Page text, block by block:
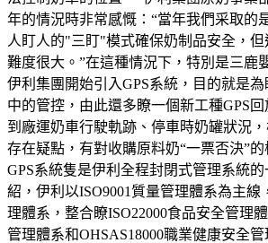
年的情況時非常感慨：“當年我們采取的
人盯人的"三盯"模式確保奶制品安全，
難度很大。”在這種情況下，特別是三鹿
伊利集團開始引入GPS系統，目的就是
中的管控，由此還多瞭一個新工種GPS
到廠運奶車行駛軌跡、停車時奶罐狀況
存在疑點，有對收購原料奶“一票否決”
GPS系統隻是伊利全程封閉式管理系統
紹，伊利以ISO9001質量管理體系為主線
理體系，整合瞭ISO22000食品安全管理
管理體系和OHSAS18000職業健康安全